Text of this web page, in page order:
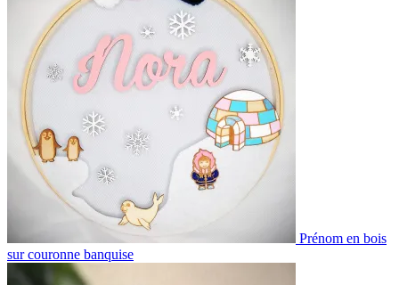
Prénom en bois
sur couronne banquise